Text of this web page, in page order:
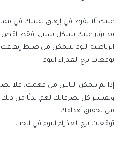
عليك ألا تفرط في إرهاق نفسك في
قد يؤثر عليك بشكل سلبي. فقط اقض
الرياضية اليوم لتتمكن من ضبط
توقعات برج العذراء اليوم
إذا لم يتمكن الناس من فهمك، فلا
وتفسير كل تصرفاتك لهم. بدلًا من ذلك
من تحقيق أهدافك.
توقعات برج العذراء اليوم في الحب